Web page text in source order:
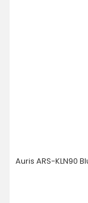
Auris ARS-KLN90